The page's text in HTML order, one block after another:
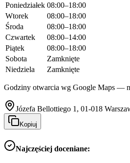
Poniedziałek 08:00–18:00
Wtorek
08:00–18:00
Środa
08:00–18:00
Czwartek
08:00–14:00
Piątek
08:00–18:00
Sobota
Zamknięte
Niedziela
Zamknięte
Godziny otwarcia wg Google Maps —
Józefa Bellottiego 1, 01-018
Kopiuj
Najczęściej doceniane: